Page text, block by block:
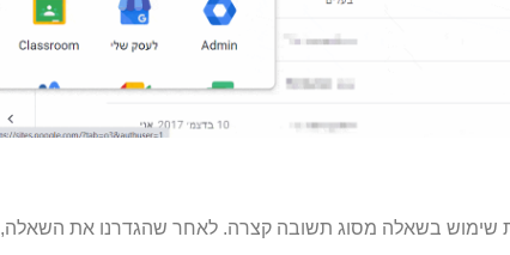
שימוש בשאלה מסוג תשובה קצרה. לאחר שהגדרנו את השאלה,